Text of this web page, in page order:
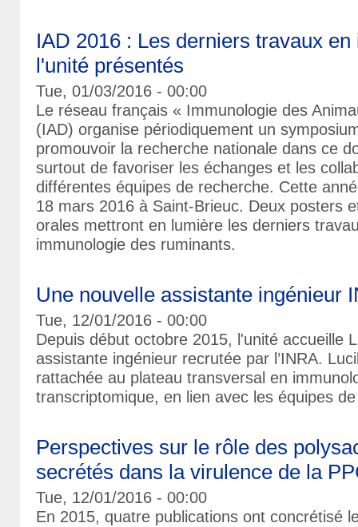
IAD 2016 : Les derniers travaux
l'unité présentés
Tue, 01/03/2016 - 00:00
Le réseau français « Immunologie des
(IAD) organise périodiquement un
promouvoir la recherche nationale dans ce
surtout de favoriser les échanges et les
différentes équipes de recherche. Cette
18 mars 2016 à Saint-Brieuc. Deux posters
orales mettront en lumière les derniers
immunologie des ruminants.
Une nouvelle assistante ingénieur
Tue, 12/01/2016 - 00:00
Depuis début octobre 2015, l'unité accueille
assistante ingénieur recrutée par l’INRA.
rattachée au plateau transversal en
transcriptomique, en lien avec les équipes de
Perspectives sur le rôle des
secrétés dans la virulence de la
Tue, 12/01/2016 - 00:00
En 2015, quatre publications ont concrétisé